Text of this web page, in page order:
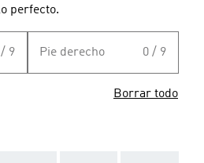
perfecto.
9 Pie derecho 0 / 9
Borrar todo